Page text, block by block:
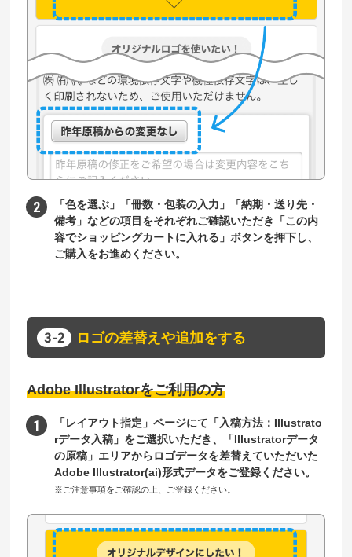
「色を選ぶ」「冊数・包装の入力」「納期・送り先・
備考」などの項目をそれぞれご確認いただき「この内
容でショッピングカートに入れる」ボタンを押下し、
ご購入をお進めください。
ロゴの差替えや追加をする
Adobe Illustratorをご利用の方
「レイアウト指定」ページにて「入稿方法：Illustrato
rデータ入稿」をご選択いただき、「Illustratorデータ
の原稿」エリアからロゴデータを差替えていただいた
Adobe Illustrator(ai)形式データをご登録ください。
※ご注意事項をご確認の上、ご登録ください。